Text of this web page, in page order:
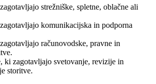
strežniške, spletne, oblačne ali
komunikacijska in podporna
računovodske, pravne in
ki zagotavljajo svetovanje, revizije in
storitve.